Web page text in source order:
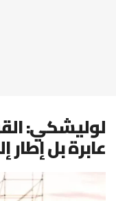
عابرة بل